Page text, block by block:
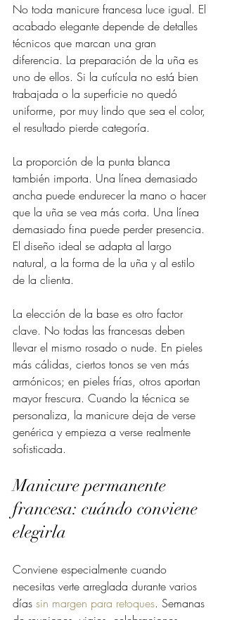
No toda manicure francesa luce igual. El
acabado elegante depende de detalles
técnicos que marcan una gran
diferencia. La preparación de la uña es
uno de ellos. Si la cutícula no está bien
trabajada o la superficie no quedó
uniforme, por muy lindo que sea el color,
el resultado pierde categoría.
La proporción de la punta blanca
también importa. Una línea demasiado
ancha puede endurecer la mano o hacer
que la uña se vea más corta. Una línea
demasiado fina puede perder presencia.
El diseño ideal se adapta al largo
natural, a la forma de la uña y al estilo
de la clienta.
La elección de la base es otro factor
clave. No todas las francesas deben
llevar el mismo rosado o nude. En pieles
más cálidas, ciertos tonos se ven más
armónicos; en pieles frías, otros aportan
mayor frescura. Cuando la técnica se
personaliza, la manicure deja de verse
genérica y empieza a verse realmente
sofisticada.
Manicure permanente
francesa: cuándo conviene
elegirla
Conviene especialmente cuando
necesitas verte arreglada durante varios
días sin margen para retoques. Semanas